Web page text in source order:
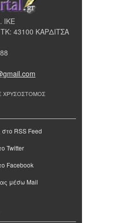
ΙΚΕ
43100 ΚΑΡΔΙΤΣΑ
ΧΡΥΣΟΣΤΟΜΟΣ
RSS Feed
Twitter
Facebook
μέσω Mail